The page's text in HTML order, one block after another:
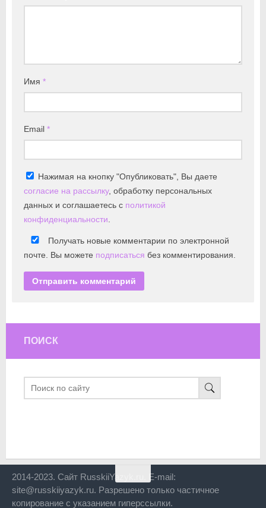
Имя *
Email *
Нажимая на кнопку "Опубликовать", Вы даете
согласие на рассылку, обработку персональных
данных и соглашаетесь с политикой
конфиденциальности
Получать новые комментарии по электронной
почте. Вы можете подписаться без комментирования.
ПОИСК
2014-2023. Сайт RusskiiYazyk.ru. E-mail:
site@russkiiyazyk.ru. Разрешено только частичное
копирование с указанием гиперссылки.